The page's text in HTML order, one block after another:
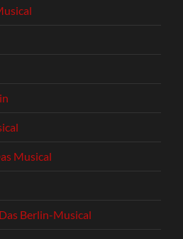
Musical
Berlin-Musical